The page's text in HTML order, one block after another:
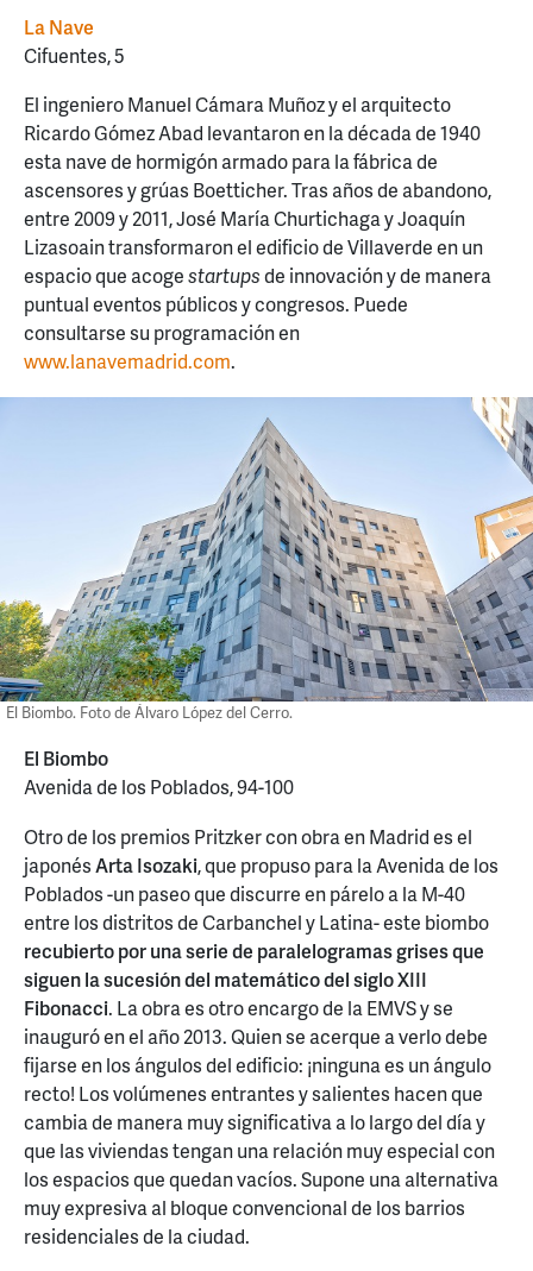
La Nave
Cifuentes, 5
El ingeniero Manuel Cámara Muñoz y el arquitecto
Ricardo Gómez Abad levantaron en la década de 1940
esta nave de hormigón armado para la fábrica de
ascensores y grúas Boetticher. Tras años de abandono,
entre 2009 y 2011, José María Churtichaga y Joaquín
Lizasoain transformaron el edificio de Villaverde en un
espacio que acogestartupsde innovación y de manera
puntual eventos públicos y congresos. Puede
consultarse su programación en
www.lanavemadrid.com.
El Biombo. Foto de Álvaro López del Cerro.
El Biombo
Avenida de los Poblados, 94-100
Otro de los premios Pritzker con obra en Madrid es el
japonésArta Isozaki, que propuso para la Avenida de los
Poblados -un paseo que discurre en párelo a la M-40
entre los distritos de Carbanchel y Latina- este biombo
recubierto por una serie de paralelogramas grises que
siguen la sucesión del matemático del siglo XIII
Fibonacci. La obra es otro encargo de la EMVS y se
inauguró en el año 2013. Quien se acerque a verlo debe
fijarse en los ángulos del edificio: ¡ninguna es un ángulo
recto! Los volúmenes entrantes y salientes hacen que
cambia de manera muy significativa a lo largo del día y
que las viviendas tengan una relación muy especial con
los espacios que quedan vacíos. Supone una alternativa
muy expresiva al bloque convencional de los barrios
residenciales de la ciudad.